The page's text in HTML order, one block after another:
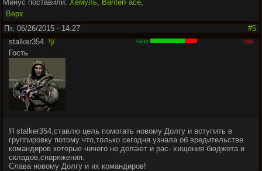
Минус поставили: Хемуль BanterFace
Верх
Пт, 06/26/2015 - 14:27
#5
stalker354 \|/
Гость
+6210 -2361
Я stalker354,ставлю цель помогать новому Долгу и вступить в
группировку потому что,только сегодня узнала об вредительстве
командиров которые ничего не делают и рас- хищения бюджета и
складов,снаряжения.
Слава новому Долгу и их командиров!